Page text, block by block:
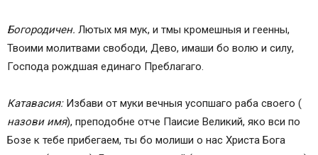
Богородичен. Лютых мя мук, и тмы кромешныя и геенны,
Твоими молитвами свободи, Дево, имаши бо волю и силу,
Господа рождшая единаго Преблагаго.
Катавасия:Избави от муки вечныя усопшаго раба своего (
назови имя), преподобне отче Паисие Великий, яко вси по
Бозе к тебе прибегаем, ты бо молиши о нас Христа Бога